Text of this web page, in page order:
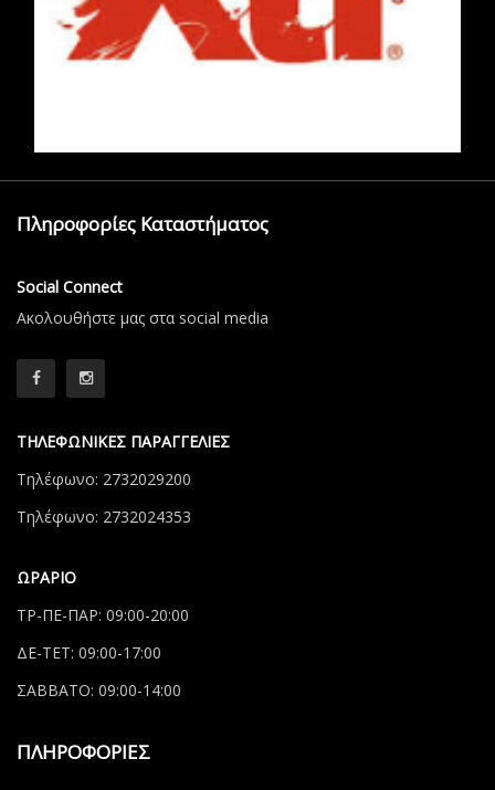
Πληροφορίες Καταστήματος
Social Connect
Aκολουθήστε μας στα social media
ΤΗΛΕΦΩΝΙΚΕΣ ΠΑΡΑΓΓΕΛΙΕΣ
Τηλέφωνο: 2732029200
Τηλέφωνο: 2732024353
ΩΡΑΡΙΟ
ΤΡ-ΠΕ-ΠΑΡ: 09:00-20:00
ΔΕ-ΤΕΤ: 09:00-17:00
ΣΑΒΒΑΤΟ: 09:00-14:00
ΠΛΗΡΟΦΟΡΙΕΣ